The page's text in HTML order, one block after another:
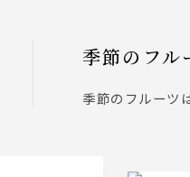
季節のフル
季節のフルーツ